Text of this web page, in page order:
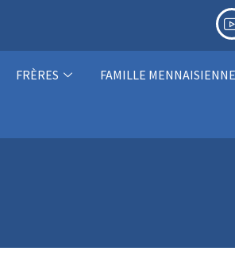
FRÈRES FAMILLE MENNAISIENNE